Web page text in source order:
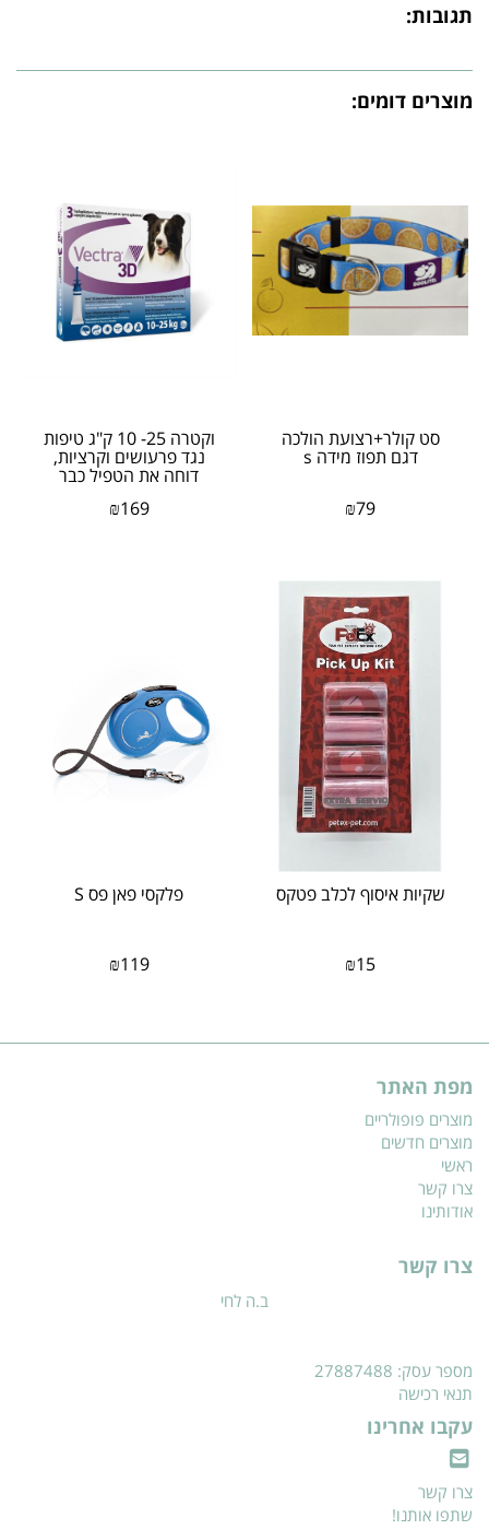
תגובות:
מוצרים דומים:
סט קולר+רצועת הולכה
דגם תפוז מידה s
₪79
וקטרה 25- 10 ק"ג טיפות
נגד פרעושים וקרציות,
דוחה את הטפיל כבר
₪169
שקיות איסוף לכלב פטקס
₪15
פלקסי פאן פס S
₪119
מפת האתר
מוצרים פופולריים
מוצרים חדשים
ראשי
צרו קשר
אודותינו
צרו קשר
ב.ה לחי
מספר עסק: 27887488
תנאי רכישה
עקבו אחרינו
צרו קשר
שתפו אותנו!